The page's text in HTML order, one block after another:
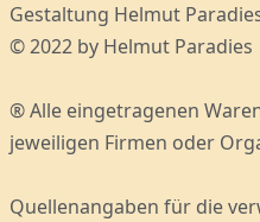
Gestaltung Helmut
© 2022 by Helmut Paradies
® Alle eingetragenen
jeweiligen Firmen oder
Quellenangaben für die